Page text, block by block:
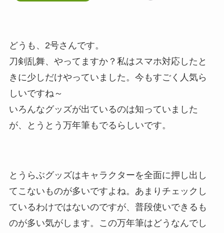
どうも、2号さんです。
刀剣乱舞、やってますか？私はスマホ対応したと
きに少しだけやっていました。今もすごく人気ら
しいですね～
いろんなグッズが出ているのは知っていました
が、とうとう万年筆もでるらしいです。
とうらぶグッズはキャラクターを全面に押し出し
てこないものが多いですよね。あまりチェックし
ているわけではないのですが、普段使いできるも
のが多い気がします。この万年筆はどうなんでし